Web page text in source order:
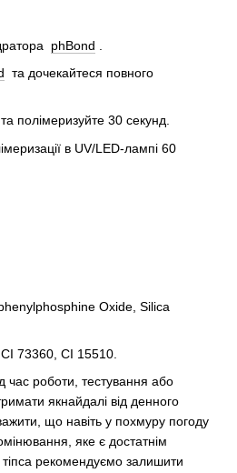
phBond
та дочекайтеся повного
полімеризуйте 30 секунд.
в UV/LED-лампі 60
Oxide, Silica
73360, CI 15510.
час роботи, тестування або
якнайдалі від денного
що навіть у похмуру погоду
яке є достатнім
рекомендуємо залишити